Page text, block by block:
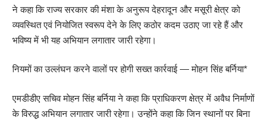
ने कहा कि राज्य सरकार की मंशा के अनुरूप देहरादून और मसूरी क्षेत्र को
व्यवस्थित एवं नियोजित स्वरूप देने के लिए कठोर कदम उठाए जा रहे हैं और
भविष्य में भी यह अभियान लगातार जारी रहेगा।
नियमों का उल्लंघन करने वालों पर होगी सख्त कार्रवाई — मोहन सिंह बर्निया*
एमडीडीए सचिव मोहन सिंह बर्निया ने कहा कि प्राधिकरण क्षेत्र में अवैध निर्माणों
के विरुद्ध अभियान लगातार जारी रहेगा। उन्होंने कहा कि जिन स्थानों पर बिना